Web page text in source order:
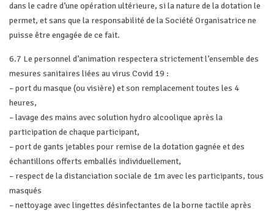
dans le cadre d’une opération ultérieure, si la nature de la dotation le
permet, et sans que la responsabilité de la Société Organisatrice ne
puisse être engagée de ce fait.
6.7 Le personnel d’animation respectera strictement l’ensemble des
mesures sanitaires liées au virus Covid 19 :
– port du masque (ou visière) et son remplacement toutes les 4
heures,
– lavage des mains avec solution hydro alcoolique après la
participation de chaque participant,
– port de gants jetables pour remise de la dotation gagnée et des
échantillons offerts emballés individuellement,
– respect de la distanciation sociale de 1m avec les participants, tous
masqués
– nettoyage avec lingettes désinfectantes de la borne tactile après